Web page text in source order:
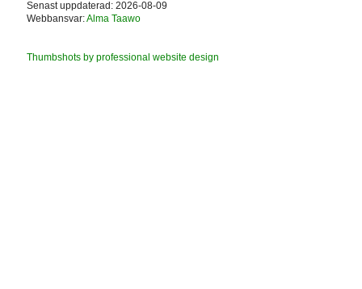
Senast uppdaterad: 2026-08-09
Webbansvar:Alma Taawo
Thumbshots by professional website design